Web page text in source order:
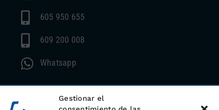
Gestionar el
605 950 655
609 200 008
Whatsapp